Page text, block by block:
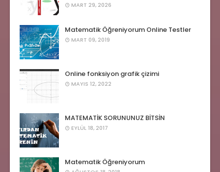
MART 29, 2026
Matematik Öğreniyorum Online Testler
MART 09, 2019
Online fonksiyon grafik çizimi
MAYIS 12, 2022
MATEMATİK SORUNUNUZ BİTSİN
EYLÜL 18, 2017
Matematik Öğreniyorum